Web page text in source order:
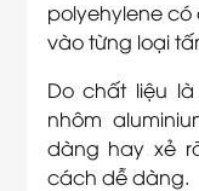
polyehylene có
vào từng loại
Do chất liệu
nhôm
dàng hay xẻ
cách dễ dàng.